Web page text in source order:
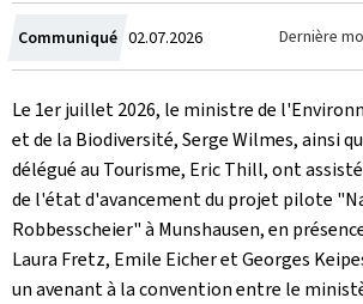
Communiqué Crée
le
02.07.2026 Dernière
Le 1er juillet 2026, le ministre de
et de la Biodiversité, Serge Wilmes, ainsi
délégué au Tourisme, Eric Thill, ont
de l'état d'avancement du projet pilote "
Robbesscheier" à Munshausen, en
Laura Fretz, Emile Eicher et Georges
un avenant à la convention entre le